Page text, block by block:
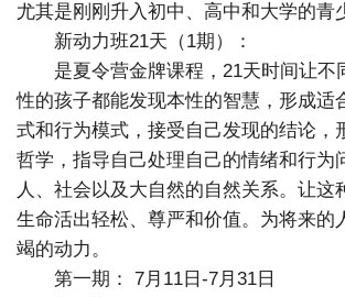
尤其是刚刚升入初中、高中和大学的青
新动力班21天（1期）：
是夏令营金牌课程，21天时间让不
性的孩子都能发现本性的智慧，形成适
式和行为模式，接受自己发现的结论，
哲学，指导自己处理自己的情绪和行为
人、社会以及大自然的自然关系。让这
生命活出轻松、尊严和价值。为将来的
竭的动力。
第一期： 7月11日-7月31日